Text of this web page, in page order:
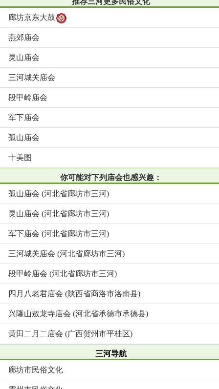
廊坊京东大鼓
燕郊庙会
灵山庙会
三河城关庙会
段甲岭庙会
军下庙会
孤山庙会
十美图
你可能对下列庙会也感兴趣：
孤山庙会 (河北省廊坊市三河)
灵山庙会 (河北省廊坊市三河)
军下庙会 (河北省廊坊市三河)
三河城关庙会 (河北省廊坊市三河)
段甲岭庙会 (河北省廊坊市三河)
四月八老君庙会 (陕西省商洛市洛南县)
兴隆山敖龙寺庙会 (河北省承德市承德县)
黄田二月二庙会 (广西贺州市平桂区)
三河导航
廊坊市民俗文化